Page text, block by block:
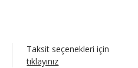
Taksit seçenekleri için
tıklayınız